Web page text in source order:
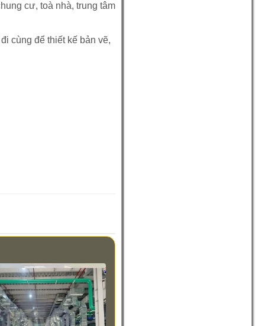
cư, toà nhà, trung tâm
cùng để thiết kế bản vẽ,